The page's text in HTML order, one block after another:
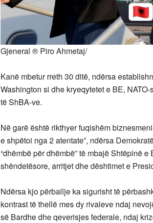
Gjeneral ® Piro Ahmetaj/
Kanë mbetur rreth 30 ditë, ndërsa
Washington si dhe kryeqytetet e BE,
të ShBA-ve.
Nëgarë është rikthyer fuqishëm
e shpëtoi nga 2 atentate”, ndërsa
“dhëmbë për dhëmbë” të mbajë Shtëpinë
shëndetësore, arritjet dhe dështimet e
Ndërsa kjo përballje ka sigurisht të
kontrast të thellë mes dy rivaleve ndaj
së Bardhe dhe qeverisjes federale, ndaj